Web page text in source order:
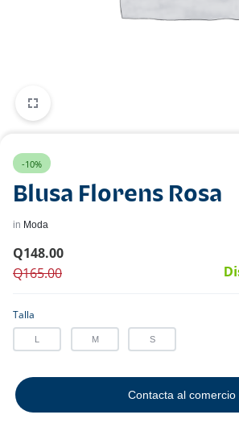
-10%
Blusa Florens Rosa
in Moda
Q148.00
Q165.00
Talla
L M S
Contacta al comercio